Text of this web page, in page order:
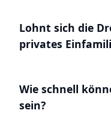
Lohnt sich die
privates
Wie schnell
sein?